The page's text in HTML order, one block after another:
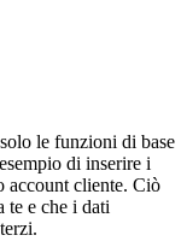
le funzioni di base
di inserire i
account cliente. Ciò
te e che i dati